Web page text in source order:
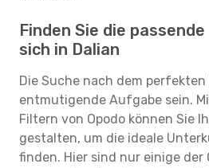
Finden Sie die
sich in Dalian
Die Suche nach dem
entmutigende Aufgabe sein.
Filtern von Opodo können Sie
gestalten, um die ideale
finden. Hier sind nur einige der